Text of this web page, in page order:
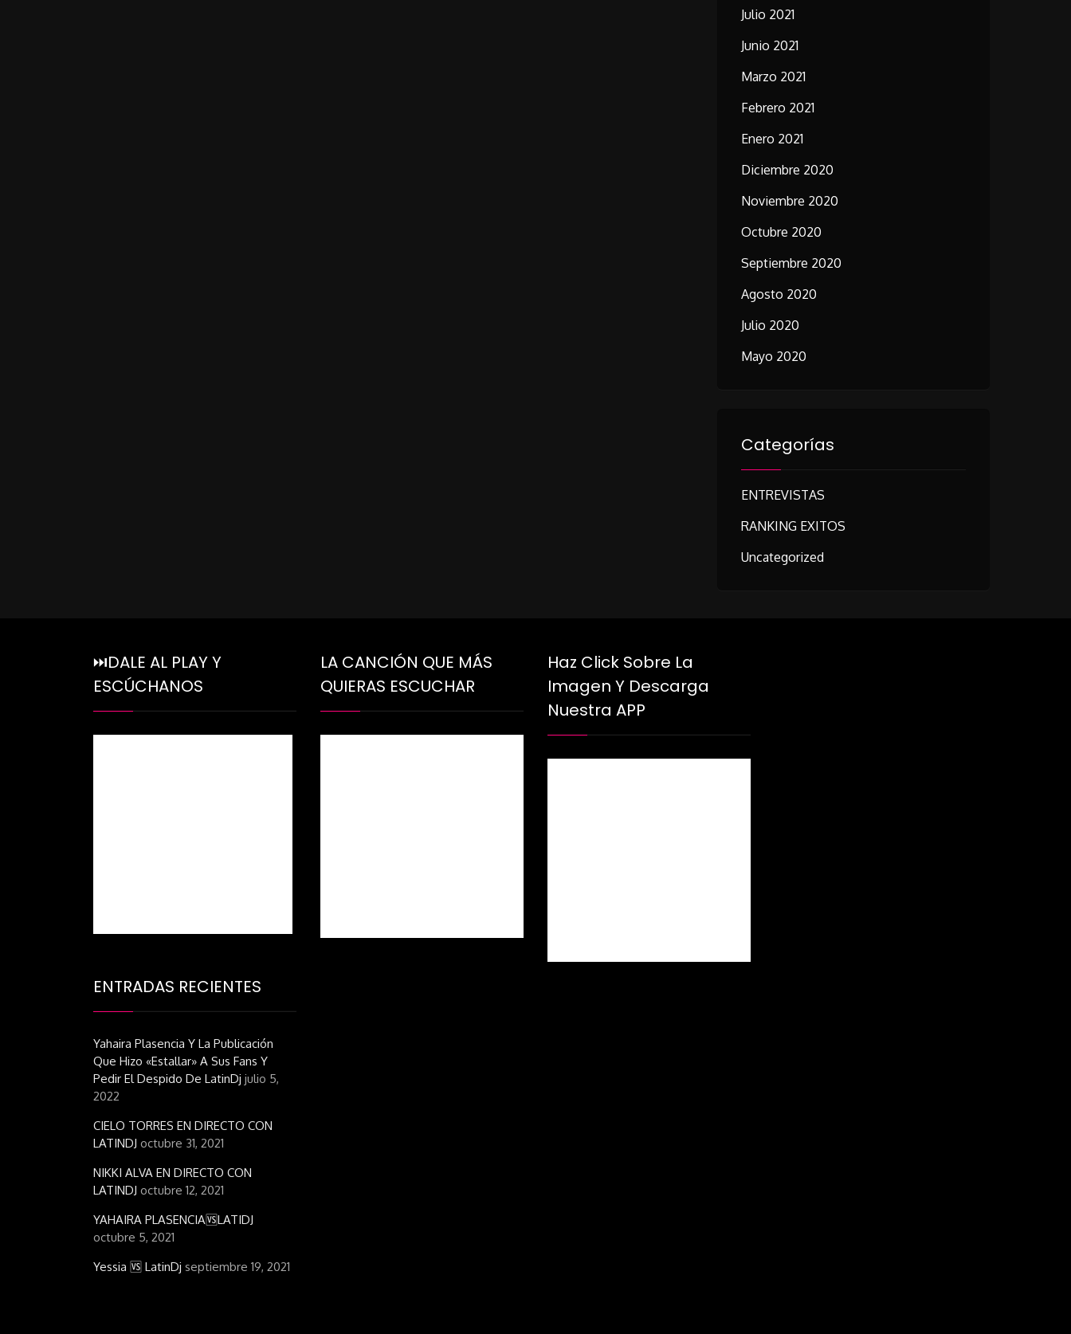
Julio 2021
Junio 2021
Marzo 2021
Febrero 2021
Enero 2021
Diciembre 2020
Noviembre 2020
Octubre 2020
Septiembre 2020
Agosto 2020
Julio 2020
Mayo 2020
Categorías
ENTREVISTAS
RANKING EXITOS
Uncategorized
⏭DALE AL PLAY Y
ESCÚCHANOS
ENTRADAS RECIENTES
Yahaira Plasencia Y La Publicación
Que Hizo «estallar» A Sus Fans Y
Pedir El Despido De LatinDj julio 5,
2022
CIELO TORRES EN DIRECTO CON
LATINDJ octubre 31, 2021
NIKKI ALVA EN DIRECTO CON
LATINDJ octubre 12, 2021
YAHAIRA PLASENCIA🆚LATIDJ
octubre 5, 2021
Yessia 🆚 LatinDj septiembre 19, 2021
LA CANCIÓN QUE MÁS
QUIERAS ESCUCHAR
Haz Click Sobre La
Imagen Y Descarga
Nuestra APP